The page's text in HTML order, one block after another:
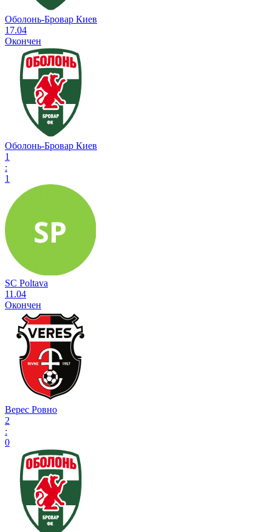
Оболонь-Бровар Киев
17.04
Окончен
Оболонь-Бровар Киев
1
:
1
SC Poltava
11.04
Окончен
Верес Ровно
2
:
0